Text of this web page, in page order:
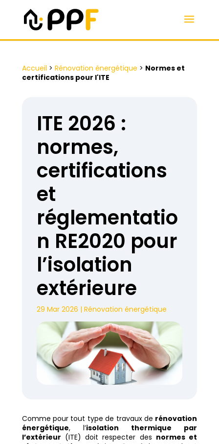
Accueil > Rénovation énergétique > Normes et
certifications pour l'ITE
ITE 2026 :
normes,
certifications
et
réglementatio
n RE2020 pour
l’isolation
extérieure
29 Mar 2026 | Rénovation énergétique
Comme pour tout type de travaux de rénovation
énergétique, l’isolation thermique par
l’extérieur (ITE) doit respecter des normes et